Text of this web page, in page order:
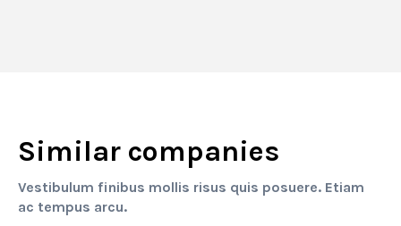
Similar companies
Vestibulum finibus mollis risus quis posuere. Etiam
ac tempus arcu.